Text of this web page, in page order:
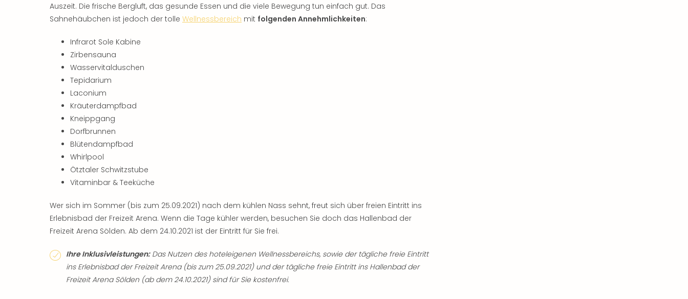
Auszeit. Die frische Bergluft, das gesunde Essen und die viele Bewegung tun einfach gut. Das
Sahnehäubchen ist jedoch der tolle Wellnessbereich mit folgenden Annehmlichkeiten:
Infrarot Sole Kabine
Zirbensauna
Wasservitalduschen
Tepidarium
Laconium
Kräuterdampfbad
Kneippgang
Dorfbrunnen
Blütendampfbad
Whirlpool
Ötztaler Schwitzstube
Vitaminbar & Teeküche
Wer sich im Sommer (bis zum 25.09.2021) nach dem kühlen Nass sehnt, freut sich über freien Eintritt ins
Erlebnisbad der Freizeit Arena. Wenn die Tage kühler werden, besuchen Sie doch das Hallenbad der
Freizeit Arena Sölden. Ab dem 24.10.2021 ist der Eintritt für Sie frei.
Ihre Inklusivleistungen:Das Nutzen des hoteleigenen Wellnessbereichs, sowie der tägliche freie Eintritt
ins Erlebnisbad der Freizeit Arena (bis zum 25.09.2021) und der tägliche freie Eintritt ins Hallenbad der
Freizeit Arena Sölden (ab dem 24.10.2021) sind für Sie kostenfrei.